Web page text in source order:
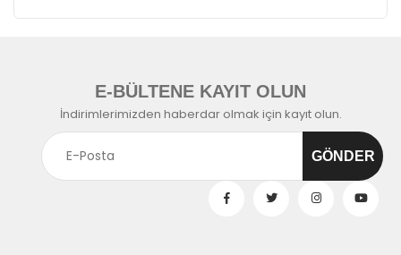
E-BÜLTENE KAYIT OLUN
İndirimlerimizden haberdar olmak için kayıt olun.